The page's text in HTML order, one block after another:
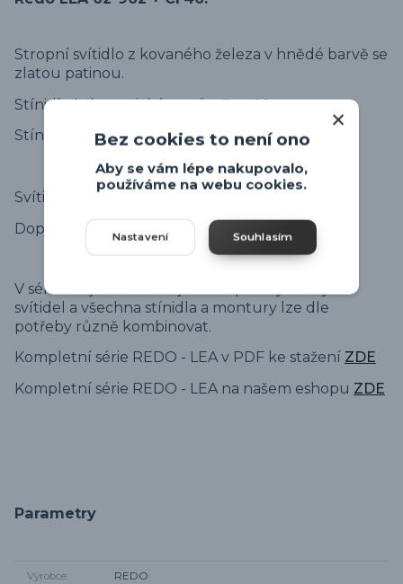
Stropní svítidlo z kovaného železa v hnědé barvě se
zlatou patinou.
Stínidlo je keramické o průměru 44cm.
Stínidlo lze naklopit.
Svítidlo je na žárovku E27, která není součástí.
Doporučená žárovka - viz připojené produkty.
V sérii LEA je možné objednat spousty různých
svítidel a všechna stínidla a montury lze dle
potřeby různě kombinovat.
Kompletní série REDO - LEA v PDF ke stažení ZDE
Kompletní série REDO - LEA na našem eshopu ZDE
Parametry
Výrobce REDO
Bez cookies to není ono
Aby se vám lépe nakupovalo,
používáme na webu cookies.
Nastavení Souhlasím